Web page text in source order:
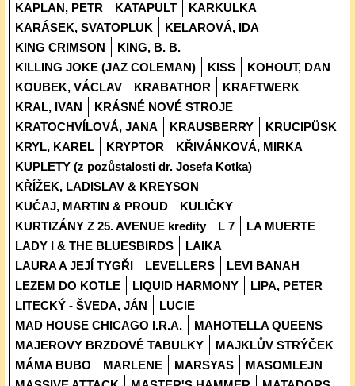
KAPLAN, PETR
KATAPULT
KARKULKA
KARÁSEK, SVATOPLUK
KELAROVÁ, IDA
KING CRIMSON
KING, B. B.
KILLING JOKE (JAZ COLEMAN)
KISS
KOHOUT, DAN
KOUBEK, VÁCLAV
KRABATHOR
KRAFTWERK
KRAL, IVAN
KRÁSNÉ NOVÉ STROJE
KRATOCHVÍLOVÁ, JANA
KRAUSBERRY
KRUCIPÜSK
KRYL, KAREL
KRYPTOR
KŘIVÁNKOVÁ, MIRKA
KUPLETY (z pozůstalosti dr. Josefa Kotka)
KŘÍŽEK, LADISLAV & KREYSON
KUČAJ, MARTIN & PROUD
KULIČKY
KURTIZÁNY Z 25. AVENUE kredity
L 7
LA MUERTE
LADY I & THE BLUESBIRDS
LAIKA
LAURA A JEJÍ TYGŘI
LEVELLERS
LEVI BANAH
LEZEM DO KOTLE
LIQUID HARMONY
LIPA, PETER
LITECKÝ - ŠVEDA, JÁN
LUCIE
MAD HOUSE CHICAGO I.R.A.
MAHOTELLA QUEENS
MAJEROVY BRZDOVÉ TABULKY
MAJKLŮV STRÝČEK
MÁMA BUBO
MARLENE MARSYAS
MASOMLEJN